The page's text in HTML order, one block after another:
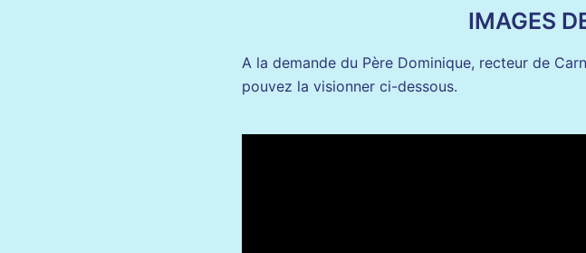
IMAGES
A la demande du Père Dominique, recteur de
pouvez la visionner ci-dessous.